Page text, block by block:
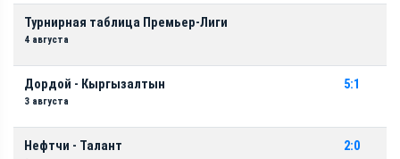
Турнирная таблица Премьер-Лиги
4 августа
Дордой - Кыргызалтын
3 августа
5:1
Нефтчи - Талант 2:0